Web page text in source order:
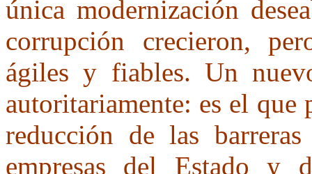
única modernización
corrupción crecieron,
ágiles y fiables. Un
autoritariamente: es el que
reducción de las
empresas del Estado y